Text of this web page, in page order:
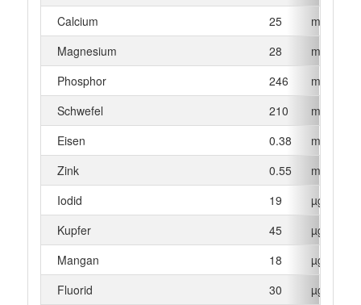
Calcium
25
mg
Magnesium
28
mg
Phosphor
246
mg
Schwefel
210
mg
Eisen
0.38
mg
Zink
0.55
mg
Iodid
19
µg
Kupfer
45
µg
Mangan
18
µg
Fluorid
30 µg